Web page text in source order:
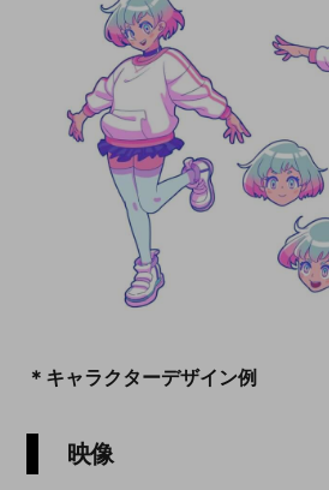
＊キャラクターデザイン例
映像